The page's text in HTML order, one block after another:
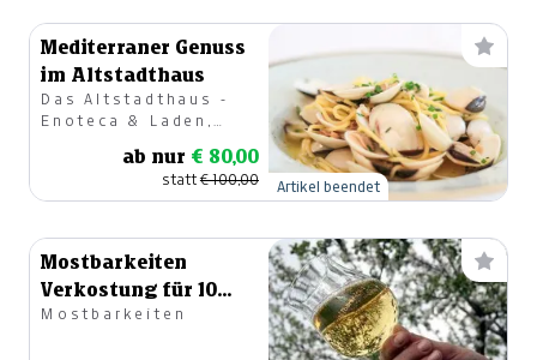
Mediterraner Genuss
im Altstadthaus
Das Altstadthaus -
Enoteca & Laden,
ab nur € 80,00
statt€ 100,00 Artikel beendet
Mostbarkeiten
Verkostung für 10
Personen
Mostbarkeiten